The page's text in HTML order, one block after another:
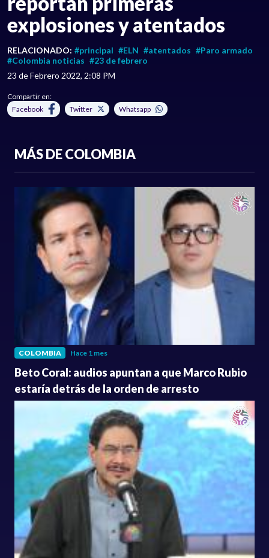
explosiones y atentados
RELACIONADO: #principal #ELN #atentados #Paro armado
#Colombia noticias #23 de febrero
23 de Febrero 2022, 2:08 PM
Compartir en:
Facebook
Twitter Whatsapp
MÁS DE COLOMBIA
COLOMBIA Hace 1 mes
Beto Coral: audios apuntan a que Marco Rubio
estaría detrás de la orden de arresto